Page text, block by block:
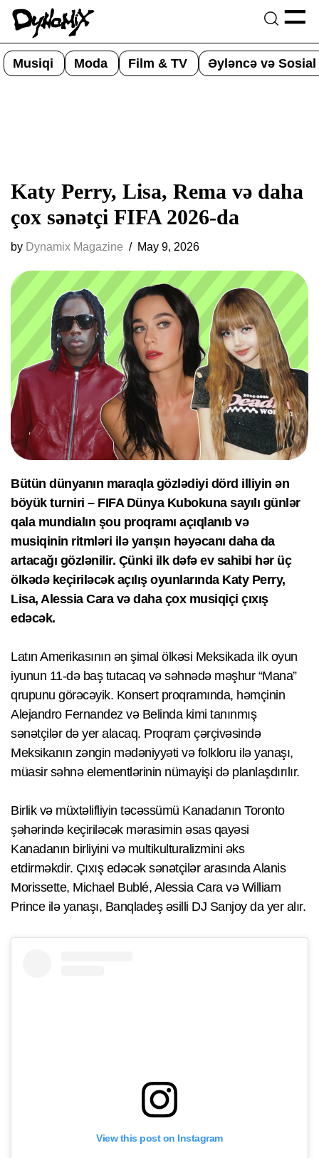
Skip
to
content
=
Musiqi Moda Film & TV Əyləncə və Sosial
Katy Perry, Lisa, Rema və daha
çox sənətçi FIFA 2026-da
by Dynamix Magazine May 9, 2026
Bütün dünyanın maraqla gözlədiyi dörd illiyin ən
böyük turniri – FIFA Dünya Kubokuna sayılı günlər
qala mundialın şou proqramı açıqlanıb və
musiqinin ritmləri ilə yarışın həyəcanı daha da
artacağı gözlənilir. Çünki ilk dəfə ev sahibi hər üç
ölkədə keçiriləcək açılış oyunlarında Katy Perry,
Lisa, Alessia Cara və daha çox musiqiçi çıxış
edəcək.
Latın Amerikasının ən şimal ölkəsi Meksikada ilk oyun
iyunun 11-də baş tutacaq və səhnədə məşhur “Mana”
qrupunu görəcəyik. Konsert proqramında, həmçinin
Alejandro Fernandez və Belinda kimi tanınmış
sənətçilər də yer alacaq. Proqram çərçivəsində
Meksikanın zəngin mədəniyyəti və folkloru ilə yanaşı,
müasir səhnə elementlərinin nümayişi də planlaşdırılır.
Birlik və müxtəlifliyin təcəssümü Kanadanın Toronto
şəhərində keçiriləcək mərasimin əsas qayəsi
Kanadanın birliyini və multikulturalizmini əks
etdirməkdir. Çıxış edəcək sənətçilər arasında Alanis
Morissette, Michael Bublé, Alessia Cara və William
Prince ilə yanaşı, Banqladeş əsilli DJ Sanjoy da yer alır.
View this post on Instagram